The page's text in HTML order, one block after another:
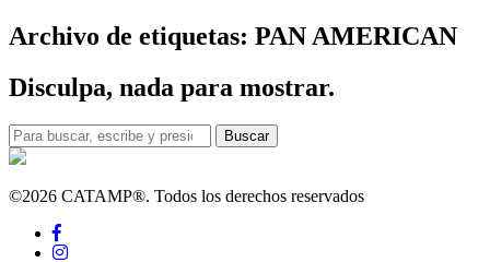
Archivo de etiquetas: PAN AMERICAN
Disculpa, nada para mostrar.
Buscar
©2026 CATAMP®. Todos los derechos reservados